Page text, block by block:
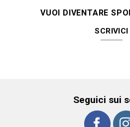
VUOI DIVENTARE
SCRIVICI
Seguici sui